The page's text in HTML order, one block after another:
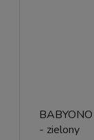
- zielony